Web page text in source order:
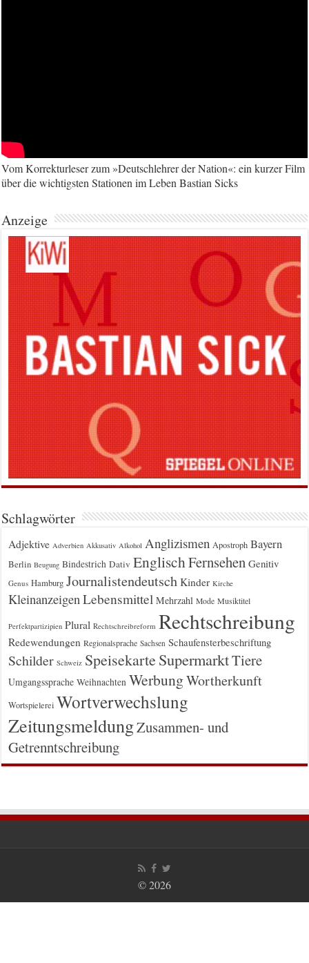
Vom Korrekturleser zum »Deutschlehrer der Nation«: ein kurzer Film
über die wichtigsten Stationen im Leben Bastian Sicks
Anzeige
Schlagwörter
Adjektive Adverbien Akkusativ Alkohol Anglizismen Apostroph Bayern
Berlin Beugung Bindestrich Dativ EnglischFernsehen Genitiv
Genus Hamburg Journalistendeutsch Kinder Kirche
Kleinanzeigen Lebensmittel Mehrzahl Mode Musiktitel
Perfektpartizipien Plural Rechtschreibreform Rechtschreibung
Redewendungen Regionalsprache Sachsen Schaufensterbeschriftung
Schilder Schweiz Speisekarte SupermarktTiere
Umgangssprache Weihnachten WerbungWortherkunft
Wortspielerei Wortverwechslung
ZeitungsmeldungZusammen- und
Getrenntschreibung
© 2026